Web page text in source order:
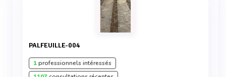
PALFEUILLE-004
1professionnels intéressés